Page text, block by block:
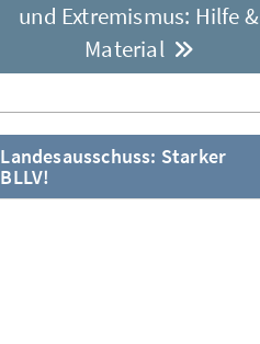
und Extremismus: Hilfe &
Material
Landesausschuss: Starker
BLLV!